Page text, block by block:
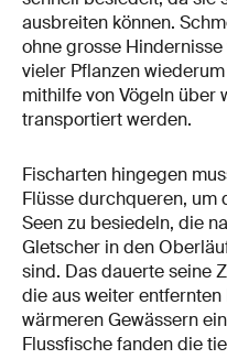
ausbreiten können.
ohne grosse
vieler Pflanzen
mithilfe von Vögeln über
transportiert werden.
Fischarten hingegen
Flüsse durchqueren,
Seen zu besiedeln, die
Gletscher in den
sind. Das dauerte seine
die aus weiter
wärmeren Gewässern
Flussfische fanden die